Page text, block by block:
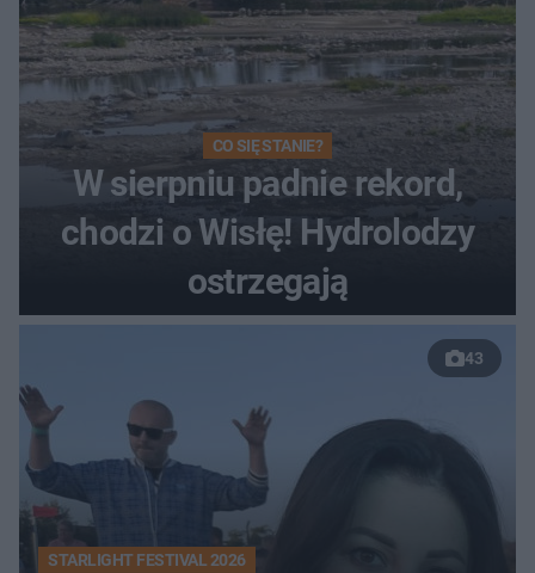
CO SIĘ STANIE?
W sierpniu padnie rekord,
chodzi o Wisłę! Hydrolodzy
ostrzegają
43
STARLIGHT FESTIVAL 2026